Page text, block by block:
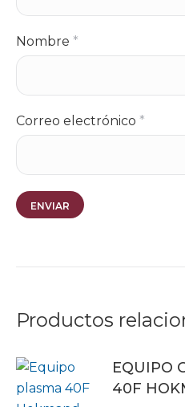
Nombre *
Correo electrónico *
Productos
EQUIPO
40F